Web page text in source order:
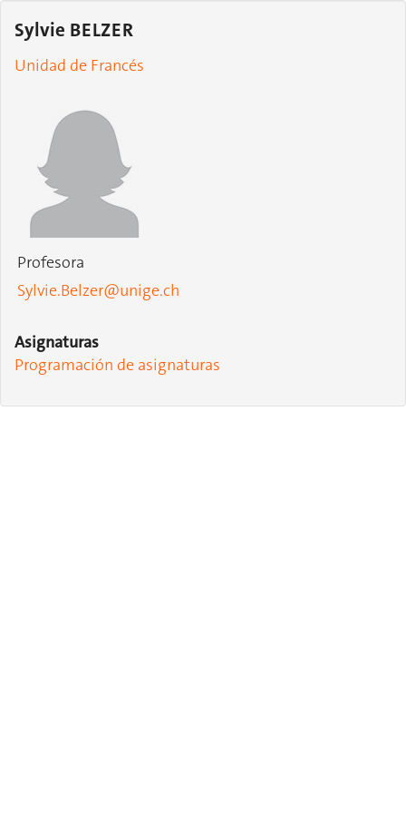
Sylvie BELZER
Unidad de Francés
Profesora
Sylvie.Belzer@unige.ch
Asignaturas
Programación de asignaturas